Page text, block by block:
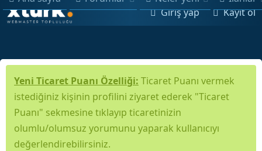
Giriş yap Kayıt ol
Yeni Ticaret Puanı Özelliği: Ticaret Puanı vermek
istediğiniz kişinin profilini ziyaret ederek "Ticaret
Puanı" sekmesine tıklayıp ticaretinizin
olumlu/olumsuz yorumunu yaparak kullanıcıyı
değerlendirebilirsiniz.